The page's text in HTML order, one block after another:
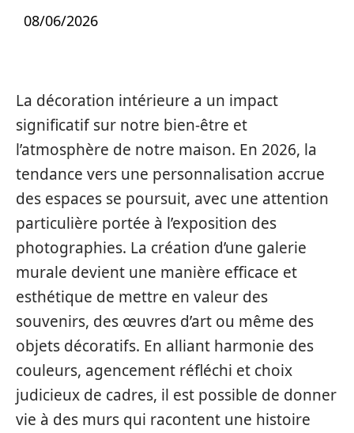
08/06/2026
La décoration intérieure a un impact
significatif sur notre bien-être et
l’atmosphère de notre maison. En 2026, la
tendance vers une personnalisation accrue
des espaces se poursuit, avec une attention
particulière portée à l’exposition des
photographies. La création d’une galerie
murale devient une manière efficace et
esthétique de mettre en valeur des
souvenirs, des œuvres d’art ou même des
objets décoratifs. En alliant harmonie des
couleurs, agencement réfléchi et choix
judicieux de cadres, il est possible de donner
vie à des murs qui racontent une histoire